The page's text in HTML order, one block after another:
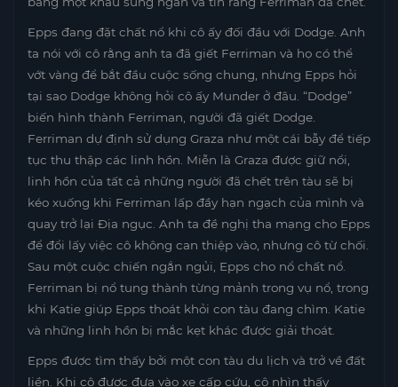
Epps đang đặt chất nổ khi cô ấy đối đầu với Dodge. Anh
ta nói với cô rằng anh ta đã giết Ferriman và họ có thể
vớt vàng để bắt đầu cuộc sống chung, nhưng Epps hỏi
tại sao Dodge không hỏi cô ấy Munder ở đâu. “Dodge”
biến hình thành Ferriman, người đã giết Dodge.
Ferriman dự định sử dụng Graza như một cái bẫy để tiếp
tục thu thập các linh hồn. Miễn là Graza được giữ nổi,
linh hồn của tất cả những người đã chết trên tàu sẽ bị
kéo xuống khi Ferriman lấp đầy hạn ngạch của mình và
quay trở lại Địa ngục. Anh ta đề nghị tha mạng cho Epps
để đổi lấy việc cô không can thiệp vào, nhưng cô từ chối.
Sau một cuộc chiến ngắn ngủi, Epps cho nổ chất nổ.
Ferriman bị nổ tung thành từng mảnh trong vụ nổ, trong
khi Katie giúp Epps thoát khỏi con tàu đang chìm. Katie
và những linh hồn bị mắc kẹt khác được giải thoát.
Epps được tìm thấy bởi một con tàu du lịch và trở về đất
liền. Khi cô được đưa vào xe cấp cứu, cô nhìn thấy